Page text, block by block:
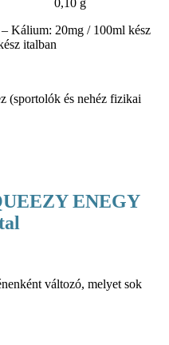
0,10 g
Kálium: 20mg / 100ml kész
italban
(sportolók és nehéz fizikai
ENEGY
változó, melyet sok